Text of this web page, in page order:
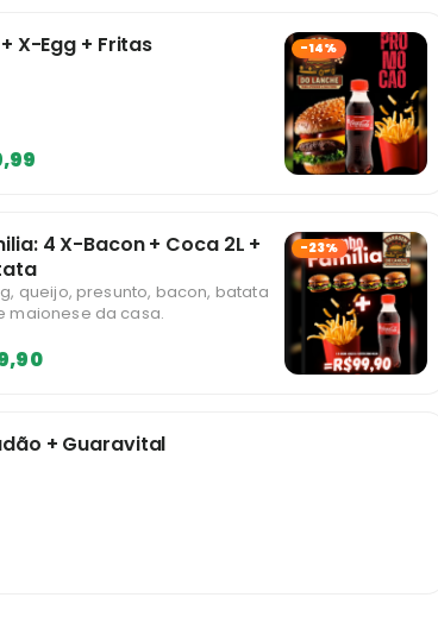
X-Egg + Fritas -14%
4 X-Bacon + Coca 2L +
queijo, presunto, bacon, batata
maionese da casa.
-23%
+ Guaravital